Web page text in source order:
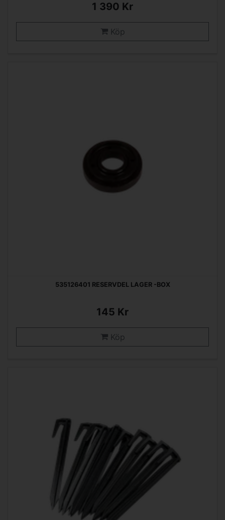
1 390 Kr
Köp
535126401 RESERVDEL LAGER -BOX
145 Kr
Köp